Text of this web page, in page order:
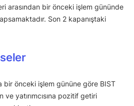
arasından bir önceki işlem gününde
Son 2 kapanıştaki
bir önceki işlem gününe göre BIST
ve yatırımcısına pozitif getiri